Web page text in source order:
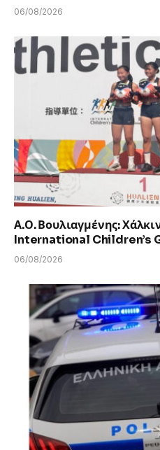
06/08/2026
Α.Ο. Βουλιαγμένης:
International Children’s
06/08/2026